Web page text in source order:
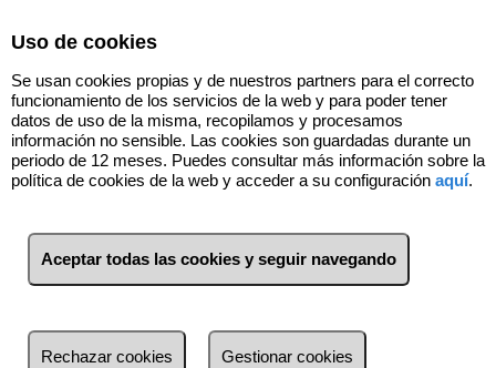
Inmuebles en venta
Uso de cookies
Se usan cookies propias y de nuestros partners para el correcto
funcionamiento de los servicios de la web y para poder tener
datos de uso de la misma, recopilamos y procesamos
información no sensible. Las cookies son guardadas durante un
periodo de 12 meses. Puedes consultar más información sobre la
política de cookies de la web y acceder a su configuración aquí.
Aceptar todas las cookies y seguir navegando
Rechazar cookies Gestionar cookies